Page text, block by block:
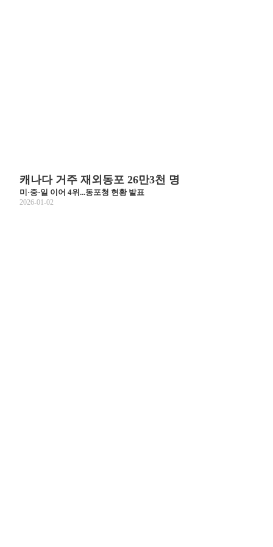
캐나다 거주 재외동포 26만3천 명
미·중·일 이어 4위...동포청 현황 발표
2026-01-02